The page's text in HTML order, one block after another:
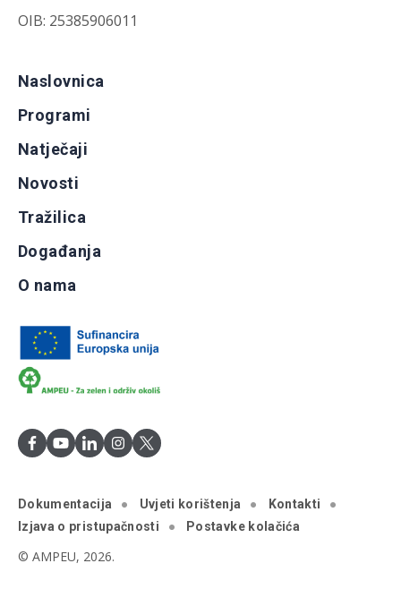
OIB: 25385906011
Naslovnica
Programi
Natječaji
Novosti
Tražilica
Događanja
O nama
Dokumentacija Uvjeti korištenja
Kontakti
Izjava o pristupačnosti
Postavke kolačića
© AMPEU, 2026.